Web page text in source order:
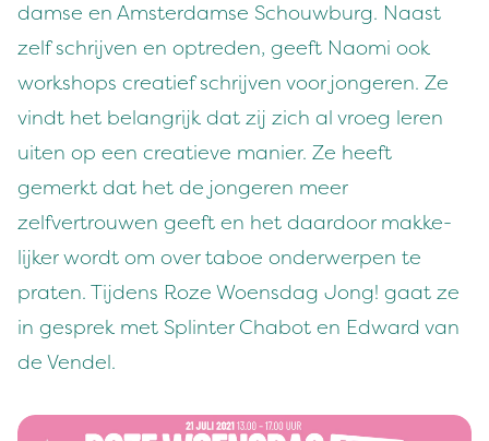
damse en Ams­ter­damse Schouw­burg. Naast
zelf schri­jven en optre­den, geeft Nao­mi ook
work­shops cre­atief schri­jven voor jon­geren. Ze
vin­dt het belan­grijk dat zij zich al vroeg leren
uiten op een cre­atieve manier. Ze heeft
gemerkt dat het de jon­geren meer
zelfvertrouwen geeft en het daar­door makke­
lijk­er wordt om over taboe onder­w­er­pen te
prat­en. Tij­dens Roze Woens­dag Jong! gaat ze
in gesprek met Splin­ter Chabot en Edward van
de Vendel.